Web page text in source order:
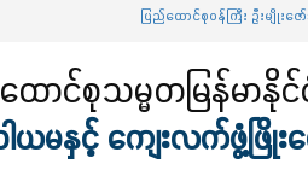
ပြည်ထောင်စုဝန်ကြီး ဦးမျိုးဇော်သိမ်း ယူရီး
ောင်စုသမ္မတမြန်မာနို
ယမနှင့် ကျေးလက်ဖွံ့ဖြိုးရ